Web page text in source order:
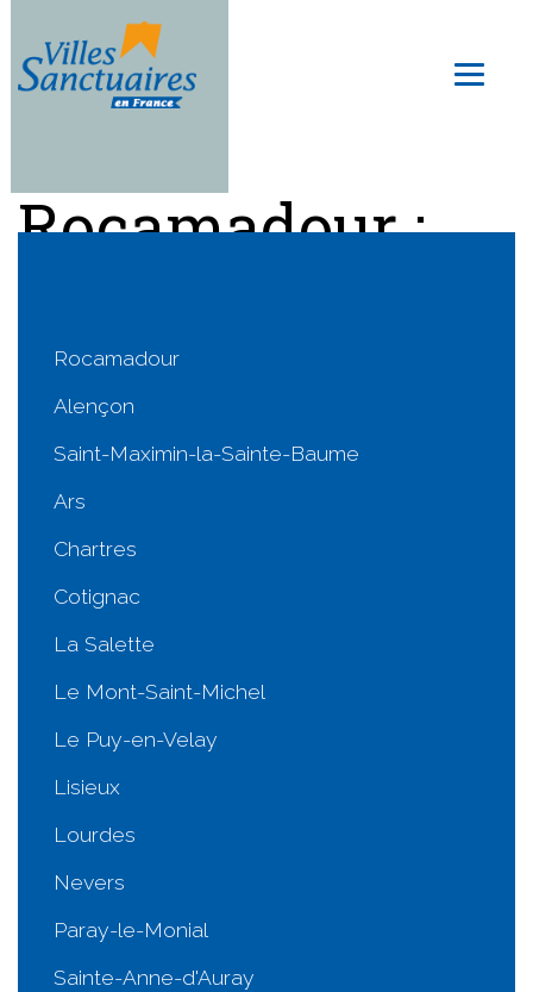
main
Rocamadour :
Rocamadour
Alençon
Saint-Maximin-la-Sainte-Baume
Ars
Chartres
Cotignac
La Salette
Le Mont-Saint-Michel
Le Puy-en-Velay
Lisieux
Lourdes
Nevers
Paray-le-Monial
Sainte-Anne-d'Auray